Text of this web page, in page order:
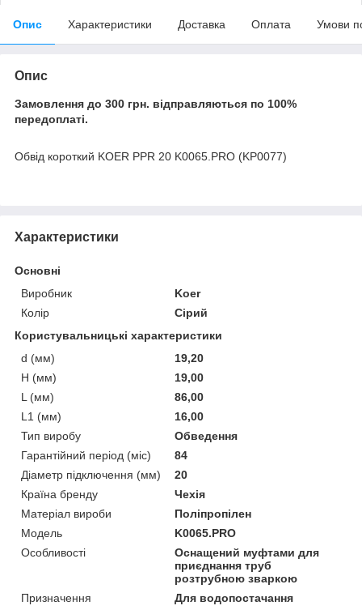
Опис Характеристики Доставка Оплата Умови
Опис
Замовлення до 300 грн. відправляються по 100%
передоплаті.
Обвід короткий KOER PPR 20 K0065.PRO (KP0077)
Характеристики
Основні
Виробник
Koer
Колір
Сірий
Користувальницькі характеристики
d (мм)
19,20
H (мм)
19,00
L (мм)
86,00
L1 (мм)
16,00
Тип виробу
Обведення
Гарантійний період (міс)
84
Діаметр підключення (мм)
20
Країна бренду
Чехія
Матеріал вироби
Поліпропілен
Мoдель
K0065.PRO
Особливості
Оснащений муфтами для
приєднання труб
розтрубною зваркою
Призначення
Для водопостачання